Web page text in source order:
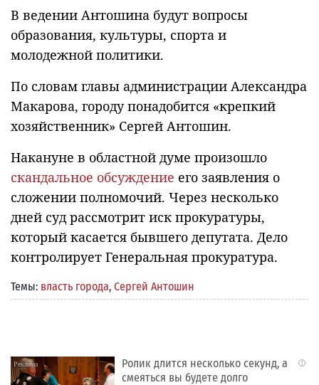
В ведении Антошина будут вопросы
образования, культуры, спорта и
молодежной политики.
По словам главы администрации Александра
Макарова, городу понадобится «крепкий
хозяйственник» Сергей Антошин.
Накануне в областной думе произошло
скандальное обсуждение его заявления о
сложении полномочий. Через несколько
дней суд рассмотрит иск прокуратуры,
который касается бывшего депутата. Дело
контролирует Генеральная прокуратура.
Темы: власть города, Сергей Антошин
i
Ролик длится несколько секунд, а
смеяться вы будете долго